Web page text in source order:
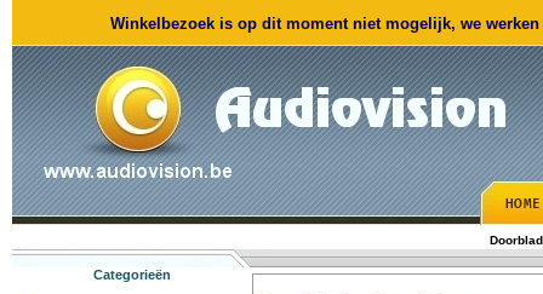
Winkelbezoek is op dit moment niet mogelijk, we
Categorieën